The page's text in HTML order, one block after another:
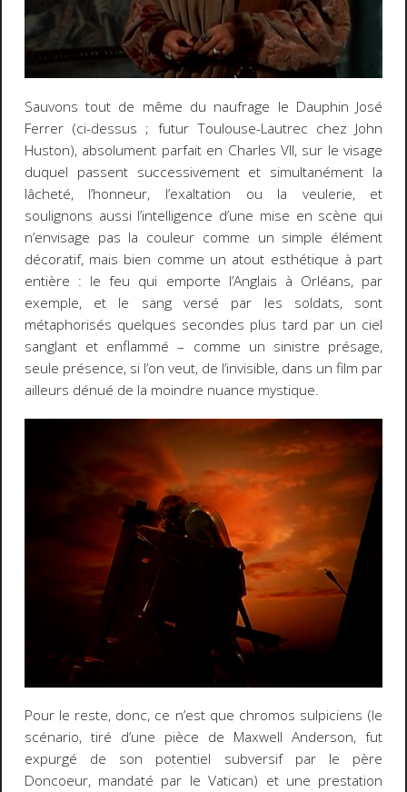
Sauvons tout de même du naufrage le Dauphin José
Ferrer (ci-dessus ; futur Toulouse-Lautrec chez John
Huston), absolument parfait en Charles VII, sur le visage
duquel passent successivement et simultanément la
lâcheté, l’honneur, l’exaltation ou la veulerie, et
soulignons aussi l’intelligence d’une mise en scène qui
n’envisage pas la couleur comme un simple élément
décoratif, mais bien comme un atout esthétique à part
entière : le feu qui emporte l’Anglais à Orléans, par
exemple, et le sang versé par les soldats, sont
métaphorisés quelques secondes plus tard par un ciel
sanglant et enflammé – comme un sinistre présage,
seule présence, si l’on veut, de l’invisible, dans un film par
ailleurs dénué de la moindre nuance mystique.
Pour le reste, donc, ce n’est que chromos sulpiciens (le
scénario, tiré d’une pièce de Maxwell Anderson, fut
expurgé de son potentiel subversif par le père
Doncoeur, mandaté par le Vatican) et une prestation